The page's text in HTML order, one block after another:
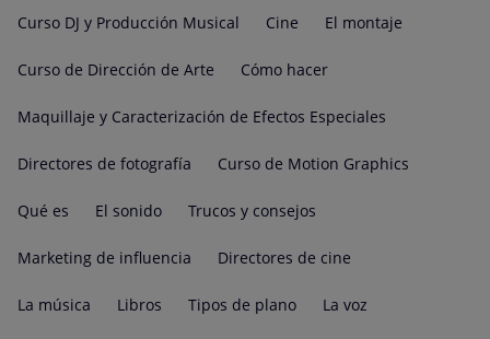
Curso DJ y Producción Musical Cine El montaje
Curso de Dirección de Arte Cómo hacer
Maquillaje y Caracterización de Efectos Especiales
Directores de fotografía Curso de Motion Graphics
Qué es El sonido Trucos y consejos
Marketing de influencia Directores de cine
La música Libros Tipos de plano La voz